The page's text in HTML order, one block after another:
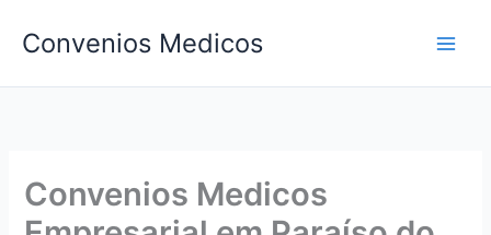
para
conteúdo
Convenios Medicos
Convenios Medicos